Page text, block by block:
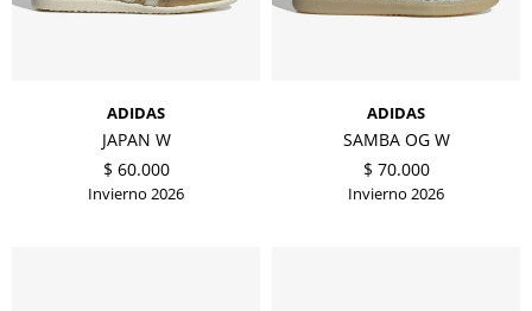
ADIDAS
JAPAN W
$ 60.000
Invierno 2026
ADIDAS
SAMBA OG W
$ 70.000
Invierno 2026